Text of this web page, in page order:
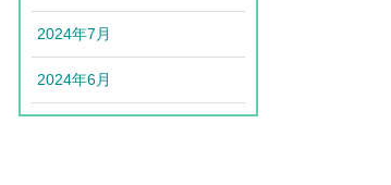
2024年7月
2024年6月